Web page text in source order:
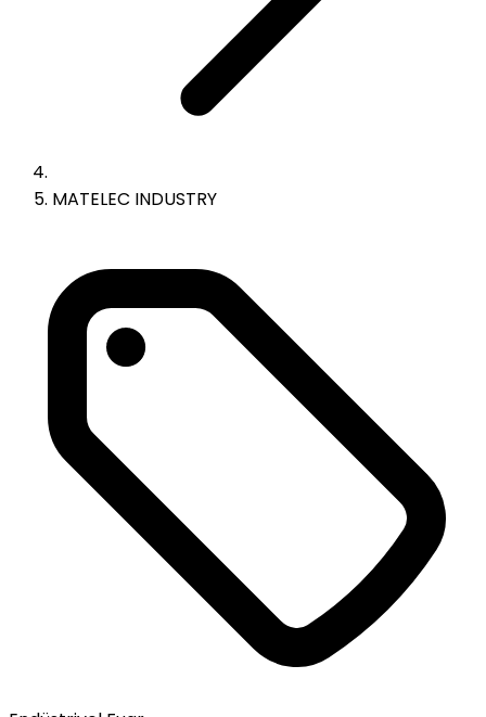
MATELEC INDUSTRY